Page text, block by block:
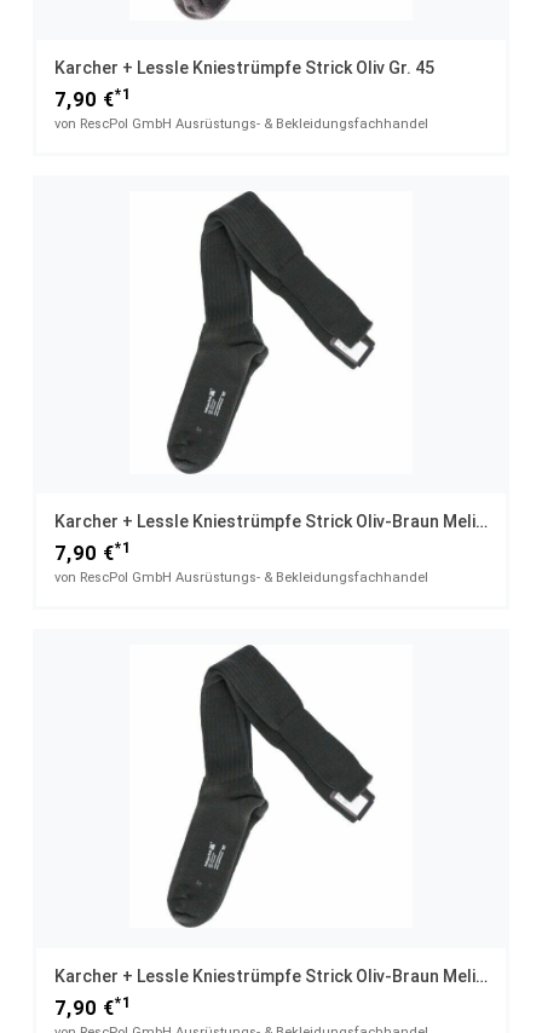
Karcher + Lessle Kniestrümpfe Strick Oliv Gr. 45
7,90 €*1
von RescPol GmbH Ausrüstungs- & Bekleidungsfachhandel
Karcher + Lessle Kniestrümpfe Strick Oliv-Braun Meliert UK 12,5 / 45
7,90 €*1
von RescPol GmbH Ausrüstungs- & Bekleidungsfachhandel
Karcher + Lessle Kniestrümpfe Strick Oliv-Braun Meliert
7,90 €*1